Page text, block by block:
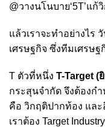
@วางนโนบาย‘5T’แก้
แล้วเราจะทำอย่างไร
เศรษฐกิจ ซึ่งทีมเศรษฐ
T ตัวที่หนึ่ง T-Target (
กระสุนจำกัด จึงต้องก
คือ วิกฤติปากท้อง และ
เราต้อง Target